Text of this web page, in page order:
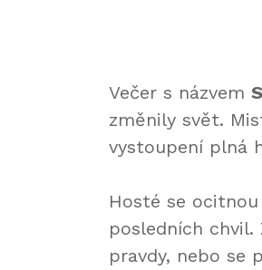
Večer s názvem
změnily svět.
vystoupení plná
Hosté se
posledních
pravdy, nebo se